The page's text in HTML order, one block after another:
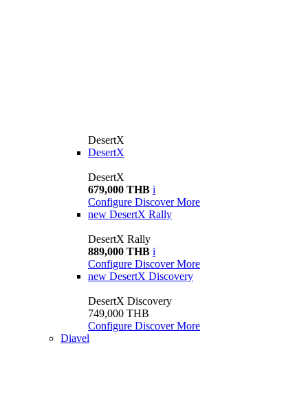
DesertX
DesertX
DesertX
679,000 THB i
Configure Discover More
new DesertX Rally
DesertX Rally
889,000 THB i
Configure Discover More
new DesertX Discovery
DesertX Discovery
749,000 THB
Configure Discover More
Diavel